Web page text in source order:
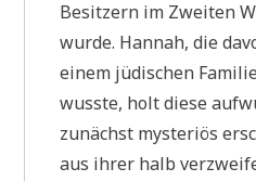
Besitzern im Zweiten
wurde. Hannah, die
einem jüdischen
wusste, holt diese
zunächst mysteriös
aus ihrer halb